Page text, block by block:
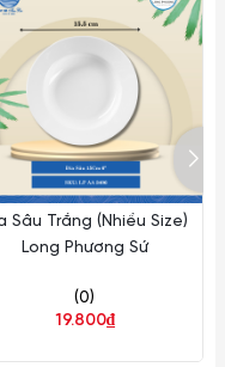
Sâu Trắng (Nhiều Size)
Long Phương Sứ
(0)
19.800₫